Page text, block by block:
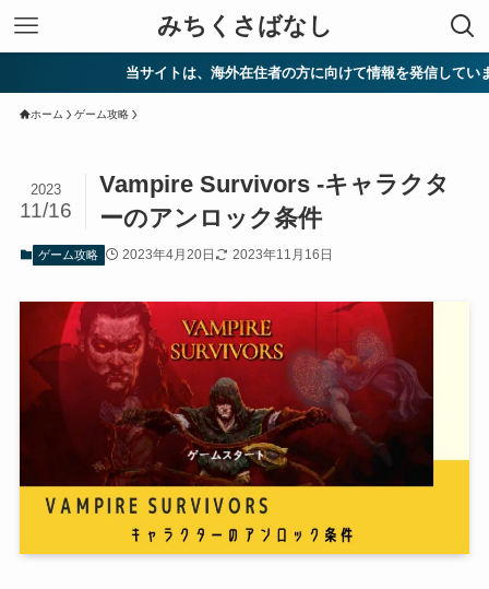
みちくさばなし
当サイトは、海外在住者の方に向けて情報を発信しています。
ホーム ゲーム攻略
Vampire Survivors -キャラクタ
ーのアンロック条件
2023
11/16
ゲーム攻略 2023年4月20日 2023年11月16日